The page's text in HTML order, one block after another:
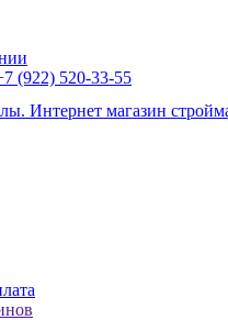
(922) 520-33-55